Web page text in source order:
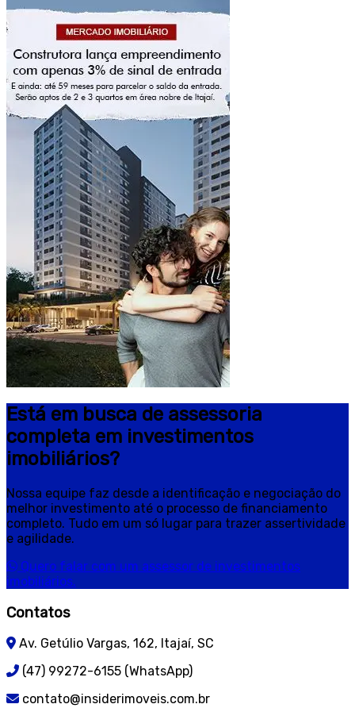
Está em busca de assessoria
completa em investimentos
imobiliários?
Nossa equipe faz desde a identificação e negociação do
melhor investimento até o processo de financiamento
completo. Tudo em um só lugar para trazer assertividade
e agilidade.
Quero falar com um assessor de investimentos
imobiliários.
Contatos
Av. Getúlio Vargas, 162, Itajaí, SC
(47) 99272-6155 (WhatsApp)
contato@insiderimoveis.com.br